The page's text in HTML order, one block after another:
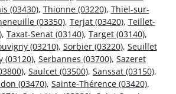
(03430), Thionne (03220), Thiel-sur-
(03350), Terjat (03420), Teillet-
, Taxat-Senat (03140), Target (03140),
(03210), Sorbier (03220), Seuillet
(03120), Serbannes (03700), Sazeret
, Saulcet (03500), Sanssat (03150),
(03470), Sainte-Thérence (03420),